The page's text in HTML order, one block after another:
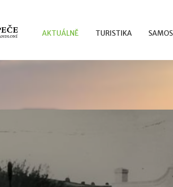
AKTUÁLNĚ TURISTIKA